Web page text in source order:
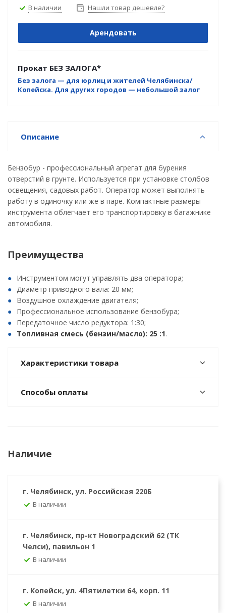
В наличии Нашли товар дешевле?
Арендовать
Прокат БЕЗ ЗАЛОГА*
Без залога — для юрлиц и жителей Челябинска/
Копейска. Для других городов — небольшой залог
Описание
Бензобур - профессиональный агрегат для бурения
отверстий в грунте. Используется при установке столбов
освещения, садовых работ. Оператор может выполнять
работу в одиночку или же в паре. Компактные размеры
инструмента облегчает его транспортировку в багажнике
автомобиля.
Преимущества
Инструментом могут управлять два оператора;
Диаметр приводного вала: 20 мм;
Воздушное охлаждение двигателя;
Профессиональное использование бензобура;
Передаточное число редуктора: 1:30;
Топливная смесь (бензин/масло): 25 :1.
Характеристики товара
Способы оплаты
Наличие
г. Челябинск, ул. Российская 220Б
В наличии
г. Челябинск, пр-кт Новоградский 62 (ТК
Челси), павильон 1
В наличии
г. Копейск, ул. 4Пятилетки 64, корп. 11
В наличии